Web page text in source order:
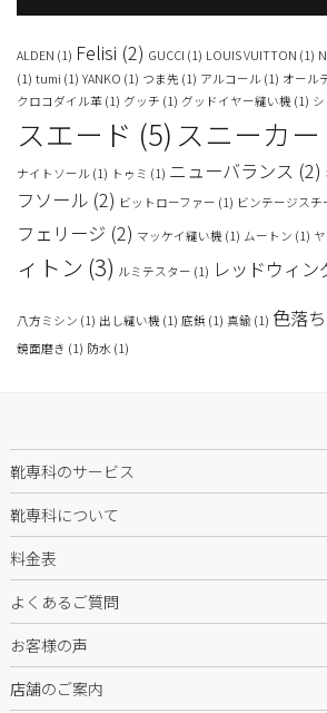
ALDEN (1) Felisi (2) GUCCI (1) LOUIS VUITTON (1)
(1) tumi (1) YANKO (1) つま先 (1) アルコール (1) オール
クロコダイル革 (1) グッチ (1) グッドイヤー縫い機 (1) シ
スエード (5) スニーカー
ナイトソール (1) トゥミ (1) ニューバランス (2)
フソール (2) ビットローファー (1) ビンテージスチ
フェリージ (2) マッケイ縫い機 (1) ムートン (1)
ィトン (3) ルミテスター (1) レッドウィン
八方ミシン (1) 出し縫い機 (1) 底鋲 (1) 真鍮 (1) 色落ち
鏡面磨き (1) 防水 (1)
靴専科のサービス
靴専科について
料金表
よくあるご質問
お客様の声
店舗のご案内